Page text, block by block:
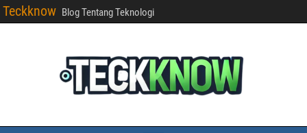
Teckknow Blog Tentang Teknologi